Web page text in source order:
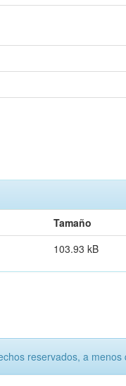
Tamaño
103.93 kB
reservados, a